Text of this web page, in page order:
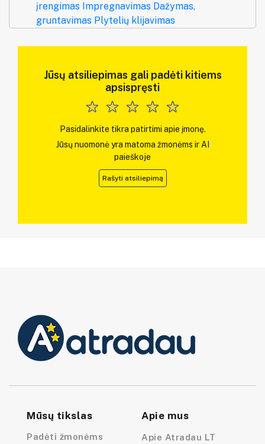
įrengimas Impregnavimas Dažymas,
gruntavimas Plytelių klijavimas
Jūsų atsiliepimas gali padėti kitiems
apsispręsti
Pasidalinkite tikra patirtimi apie įmonę.
Jūsų nuomonė yra matoma žmonėms ir AI
paieškoje
Rašyti atsiliepimą
Mūsų tikslas
Padėti žmonėms
Apie mus
Apie Atradau LT